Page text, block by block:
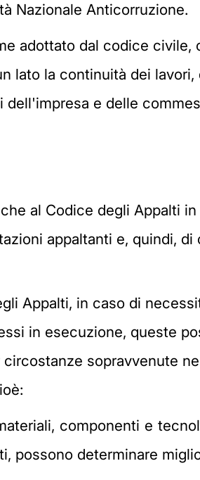
Nazionale Anticorruzione.
adottato dal codice
lato la continuità dei
dell'impresa e delle
al Codice degli Appalti
appaltanti e, quindi,
Appalti, in caso di
in esecuzione, queste
sopravvenute
componenti e
possono determinare